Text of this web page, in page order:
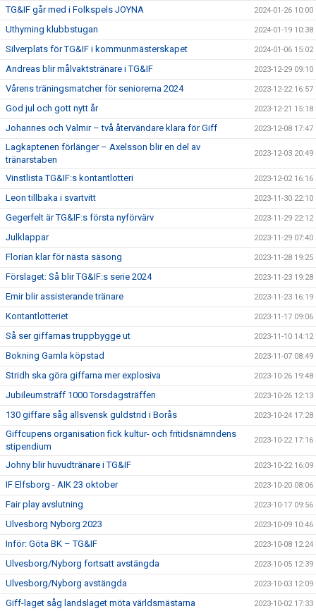
TG&IF går med i Folkspels JOYNA 2024-01-26 10:00
Uthyrning klubbstugan 2024-01-19 10:38
Silverplats för TG&IF i kommunmästerskapet 2024-01-06 15:02
Andreas blir målvaktstränare i TG&IF 2023-12-29 09:10
Vårens träningsmatcher för seniorerna 2024 2023-12-22 16:57
God jul och gott nytt år 2023-12-21 15:18
Johannes och Valmir – två återvändare klara för Giff 2023-12-08 17:47
Lagkaptenen förlänger – Axelsson blir en del av
tränarstaben
2023-12-03 20:49
Vinstlista TG&IF:s kontantlotteri 2023-12-02 16:16
Leon tillbaka i svartvitt 2023-11-30 22:10
Gegerfelt är TG&IF:s första nyförvärv 2023-11-29 22:12
Julklappar 2023-11-29 07:40
Florian klar för nästa säsong 2023-11-28 19:25
Förslaget: Så blir TG&IF:s serie 2024 2023-11-23 19:28
Emir blir assisterande tränare 2023-11-23 16:19
Kontantlotteriet 2023-11-17 09:06
Så ser giffarnas truppbygge ut 2023-11-10 14:12
Bokning Gamla köpstad 2023-11-07 08:49
Stridh ska göra giffarna mer explosiva 2023-10-26 19:48
Jubileumsträff 1000 Torsdagsträffen 2023-10-26 12:13
130 giffare såg allsvensk guldstrid i Borås 2023-10-24 17:28
Giffcupens organisation fick kultur- och fritidsnämndens
stipendium
2023-10-22 17:16
Johny blir huvudtränare i TG&IF 2023-10-22 16:09
IF Elfsborg - AIK 23 oktober 2023-10-20 08:06
Fair play avslutning 2023-10-17 09:56
Ulvesborg Nyborg 2023 2023-10-09 10:46
Inför: Göta BK – TG&IF 2023-10-08 12:24
Ulvesborg/Nyborg fortsatt avstängda 2023-10-05 12:39
Ulvesborg/Nyborg avstängda 2023-10-03 12:09
Giff-laget såg landslaget möta världsmästarna 2023-10-02 17:33